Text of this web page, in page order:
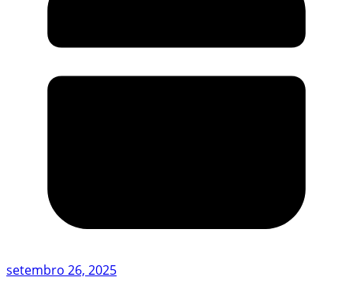
setembro 26, 2025